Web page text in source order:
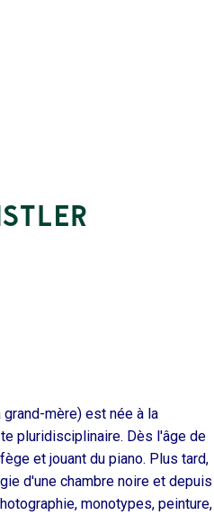
mère) est née à la
pluridisciplinaire. Dès l'âge de
et jouant du piano. Plus tard,
d'une chambre noire et depuis
monotypes, peinture,